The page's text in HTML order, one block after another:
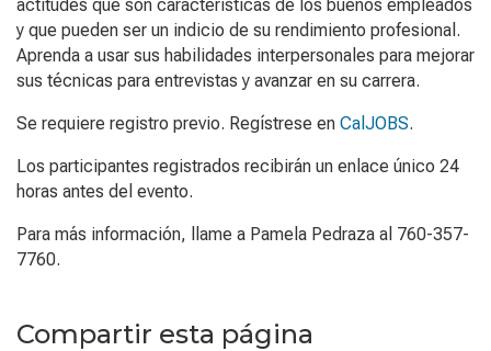
actitudes que son características de los buenos empleados
y que pueden ser un indicio de su rendimiento profesional.
Aprenda a usar sus habilidades interpersonales para mejorar
sus técnicas para entrevistas y avanzar en su carrera.
Se requiere registro previo. Regístrese en CalJOBS.
Los participantes registrados recibirán un enlace único 24
horas antes del evento.
Para más información, llame a Pamela Pedraza al 760-357-
7760.
Compartir esta página